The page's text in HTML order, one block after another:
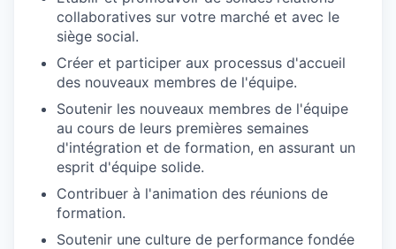
collaboratives sur votre marché et avec le
siège social.
Créer et participer aux processus d'accueil
des nouveaux membres de l'équipe.
Soutenir les nouveaux membres de l'équipe
au cours de leurs premières semaines
d'intégration et de formation, en assurant un
esprit d'équipe solide.
Contribuer à l'animation des réunions de
formation.
Soutenir une culture de performance fondée